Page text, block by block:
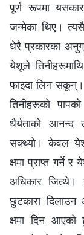
पूर्ण रूपमा
जन्मेका थिए।
धेरै प्रकारका
येशूले
फाइदा लिन
तिनीहरूको
धैर्यताको आनन्द
सक्थ्यो। केवल
क्षमा प्राप्त गर्ने
अधिकार जित्थे।
छुटकारा दिलाउन
क्षमा दिन